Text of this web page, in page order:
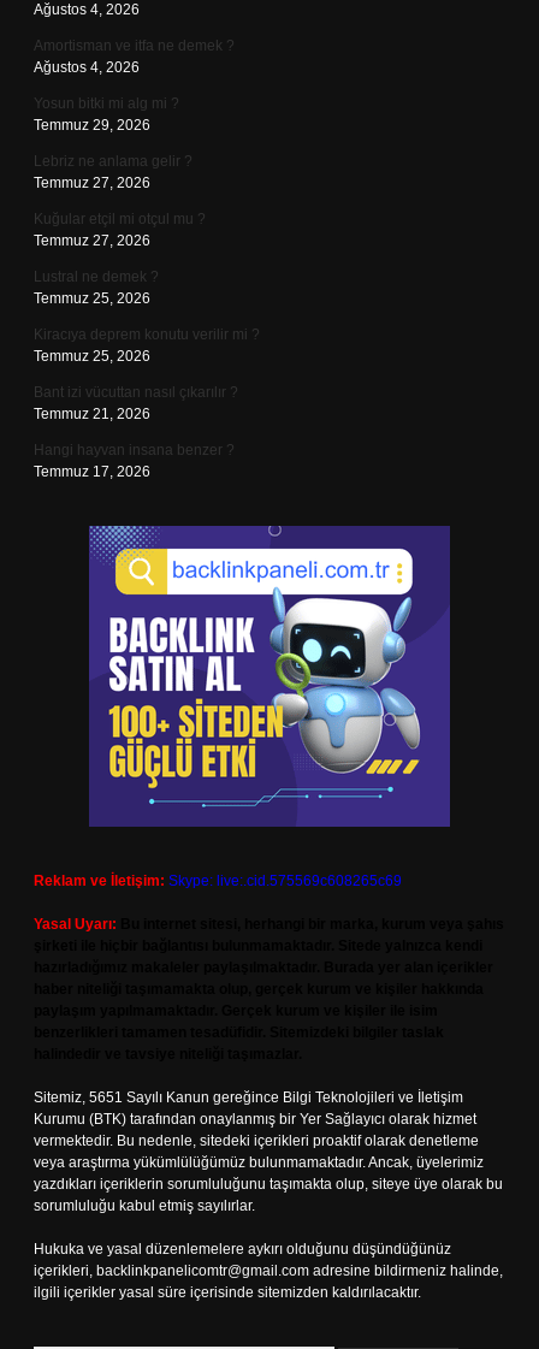
Ağustos 4, 2026
Amortisman ve itfa ne demek ?
Ağustos 4, 2026
Yosun bitki mi alg mi ?
Temmuz 29, 2026
Lebriz ne anlama gelir ?
Temmuz 27, 2026
Kuğular etçil mi otçul mu ?
Temmuz 27, 2026
Lustral ne demek ?
Temmuz 25, 2026
Kiracıya deprem konutu verilir mi ?
Temmuz 25, 2026
Bant izi vücuttan nasıl çıkarılır ?
Temmuz 21, 2026
Hangi hayvan insana benzer ?
Temmuz 17, 2026
Reklam ve İletişim: Skype: live:.cid.575569c608265c69
Yasal Uyarı:
Sitemiz, 5651 Sayılı Kanun gereğince Bilgi Teknolojileri ve İletişim
Kurumu (BTK) tarafından onaylanmış bir Yer Sağlayıcı olarak hizmet
vermektedir. Bu nedenle, sitedeki içerikleri proaktif olarak denetleme
veya araştırma yükümlülüğümüz bulunmamaktadır. Ancak, üyelerimiz
yazdıkları içeriklerin sorumluluğunu taşımakta olup, siteye üye olarak bu
sorumluluğu kabul etmiş sayılırlar.
Hukuka ve yasal düzenlemelere aykırı olduğunu düşündüğünüz
içerikleri, backlinkpanelicomtr@gmail.com adresine bildirmeniz halinde,
ilgili içerikler yasal süre içerisinde sitemizden kaldırılacaktır.